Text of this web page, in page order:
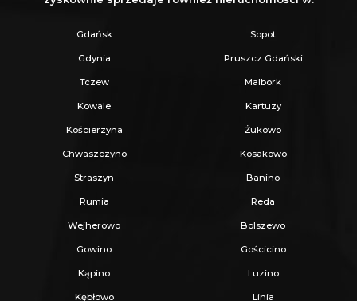
Zapewniamy fachowe doradztwo przy zakupie
pod inwestycję.
Wszystkie nasze transakcje są objęte
ubezpieczeniem OC w PZU.
Z nami u Notariusza otrzymasz Ofertę
Specjalną.
Więcej podobnych ofert znajdziesz na naszej
stronie:www.ratajczaknieruchomosci.pl
Gdańsk Sopot
Gdynia Pruszcz Gdański
Tczew Malbork
Kowale Kartuzy
Kościerzyna Żukowo
Chwaszczyno Kosakowo
Straszyn Banino
Rumia Reda
Wejherowo Bolszewo
Gowino Gościcino
Kąpino Luzino
Kębłowo Linia